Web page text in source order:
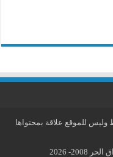
للموقع علاقة بمحتواها
2026